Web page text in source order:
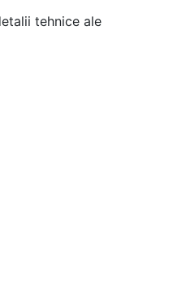
tehnice ale